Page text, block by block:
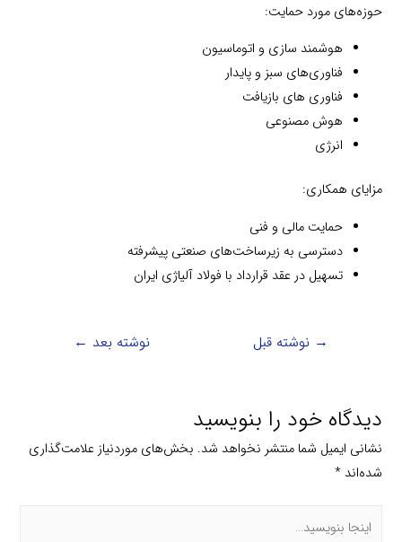
حوزه‌های مورد حمایت:
هوشمند سازی و اتوماسیون
فناوری‌های سبز و پایدار
فناوری های بازیافت
هوش مصنوعی
انرژی
مزایای همکاری:
حمایت مالی و فنی
دسترسی به زیرساخت‌های صنعتی پیشرفته
تسهیل در عقد قرارداد با فولاد آلیاژی ایران
→ نوشته قبل نوشته بعد ←
دیدگاه‌ خود را بنویسید
نشانی ایمیل شما منتشر نخواهد شد. بخش‌های موردنیاز علامت‌گذاری
شده‌اند*